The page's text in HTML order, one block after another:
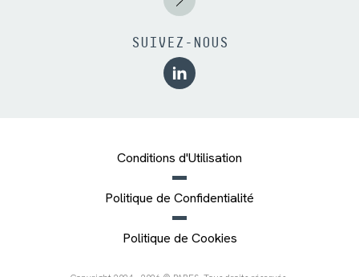
SUIVEZ-NOUS
Conditions d'Utilisation
Politique de Confidentialité
Politique de Cookies